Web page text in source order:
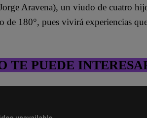
Aravena), un viudo de cuatro
de 180°, pues vivirá experiencias
TE PUEDE